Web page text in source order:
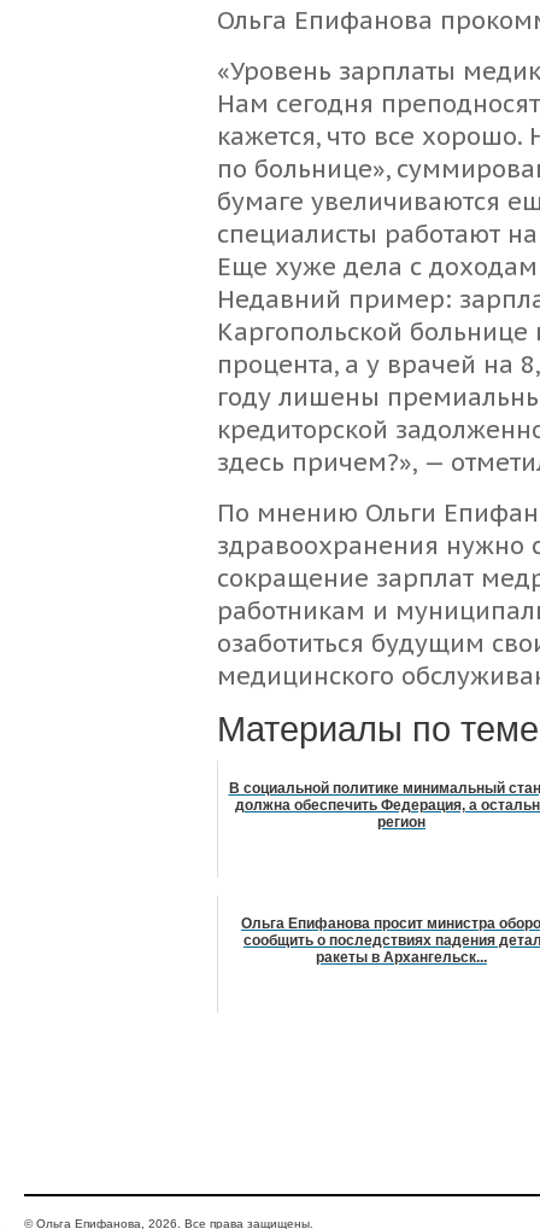
Ольга Епифанова
«Уровень зарплаты
Нам сегодня
кажется, что все хорошо.
по больнице»,
бумаге увеличиваются
специалисты работают
Еще хуже дела с
Недавний пример:
Каргопольской
процента, а у врачей на
году лишены
кредиторской
здесь причем?», —
По мнению Ольги
здравоохранения нужно
сокращение зарплат
работникам и
озаботиться будущим
медицинского
Материалы по
В социальной политике минимальный
должна обеспечить Федерация, а
регион
Ольга Епифанова просит министра
сообщить о последствиях падения
ракеты в Архангельск...
© Ольга Епифанова, 2026. Все права защищены.